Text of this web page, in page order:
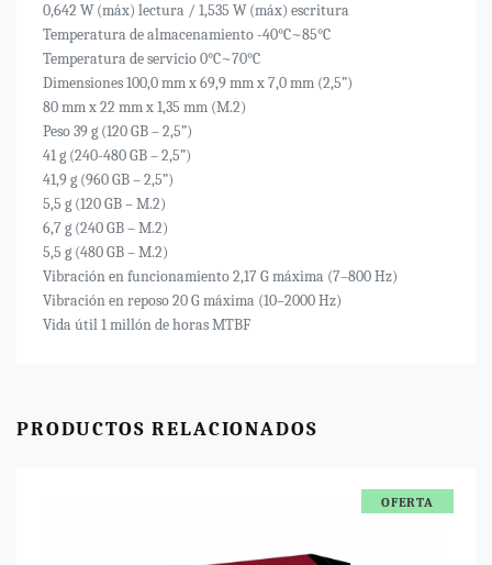
0,642 W (máx) lectura / 1,535 W (máx) escritura
Temperatura de almacenamiento -40°C~85°C
Temperatura de servicio 0°C~70°C
Dimensiones 100,0 mm x 69,9 mm x 7,0 mm (2,5”)
80 mm x 22 mm x 1,35 mm (M.2)
Peso 39 g (120 GB – 2,5”)
41 g (240-480 GB – 2,5”)
41,9 g (960 GB – 2,5”)
5,5 g (120 GB – M.2)
6,7 g (240 GB – M.2)
5,5 g (480 GB – M.2)
Vibración en funcionamiento 2,17 G máxima (7–800 Hz)
Vibración en reposo 20 G máxima (10–2000 Hz)
Vida útil 1 millón de horas MTBF
PRODUCTOS RELACIONADOS
OFERTA